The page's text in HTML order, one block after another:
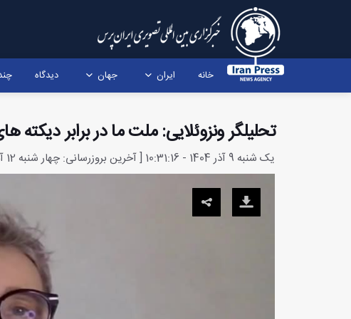
خانه ایران جهان دیدگاه
تحلیلگر ونزوئلایی: ملت ما در برابر دیکته
یک شنبه 9 آذر 1404 - 10:31:16 [ آخرین بروزرسانی: چهار شنبه 12 آذر 1404 - 11:29:15 ]